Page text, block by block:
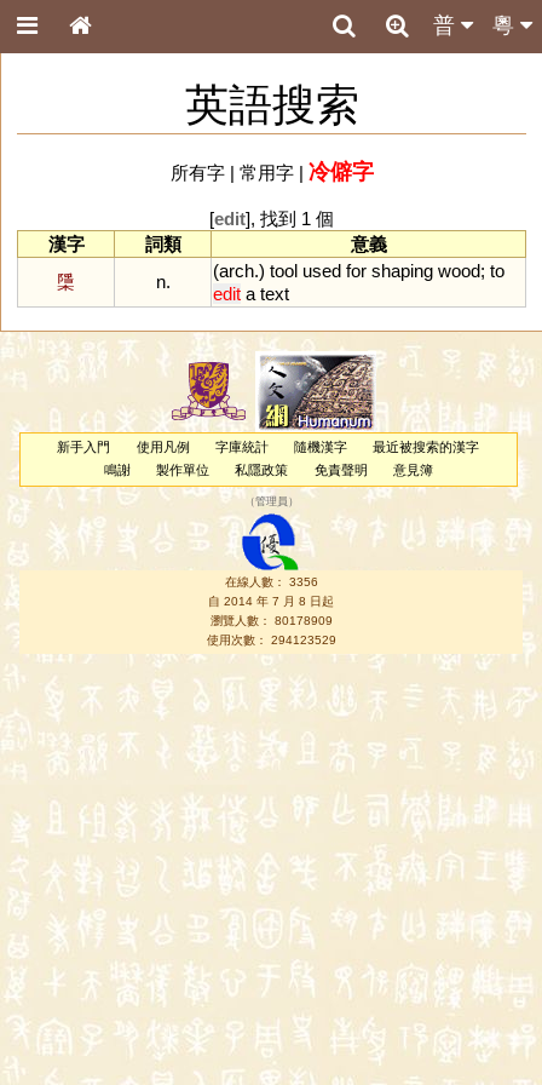
粵
普
英語搜索
所有字| 常用字| 冷僻字
[edit], 找到 1 個
漢字
詞類
意義
檃
n.
(arch.) tool used for shaping wood; to
edit a text
新手入門 使用凡例 字庫統計 隨機漢字
最近被搜索的漢字
鳴謝
製作單位 私隱政策 免責聲明 意見簿
（管理員 ）
在線人數： 3356
自 2014 年 7 月 8 日起
瀏覽人數： 80178909
使用次數： 294123529